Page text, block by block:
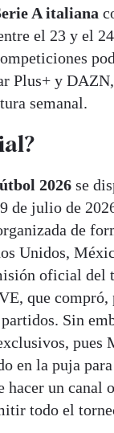
A italiana
el 23 y el
Plus+ y
semanal.
2026 se
de julio de
de
Unidos,
oficial del
que
Sin
pues
en la puja
hacer un canal
todo el